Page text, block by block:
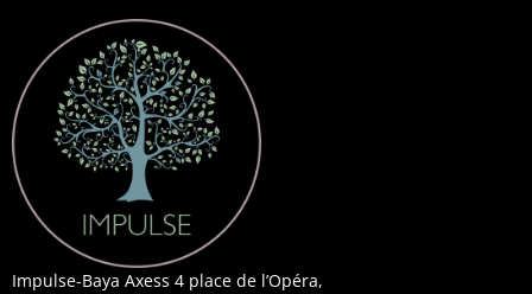
Impulse-Baya Axess 4 place de l’Opéra,